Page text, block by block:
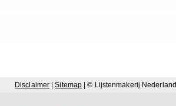
Disclaimer |Sitemap | © Lijstenmakerij Nederland